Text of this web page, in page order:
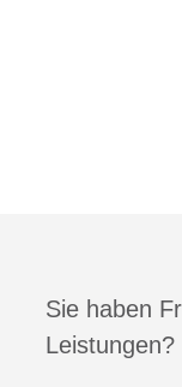
Sie haben
Leistungen?